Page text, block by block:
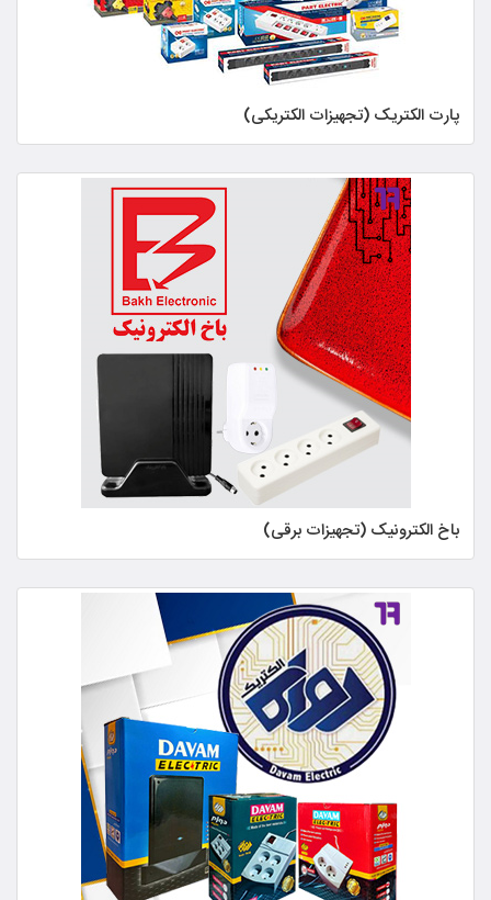
پارت الکتریک (تجهیزات الکتریکی)
باخ الکترونیک (تجهیزات برقی)